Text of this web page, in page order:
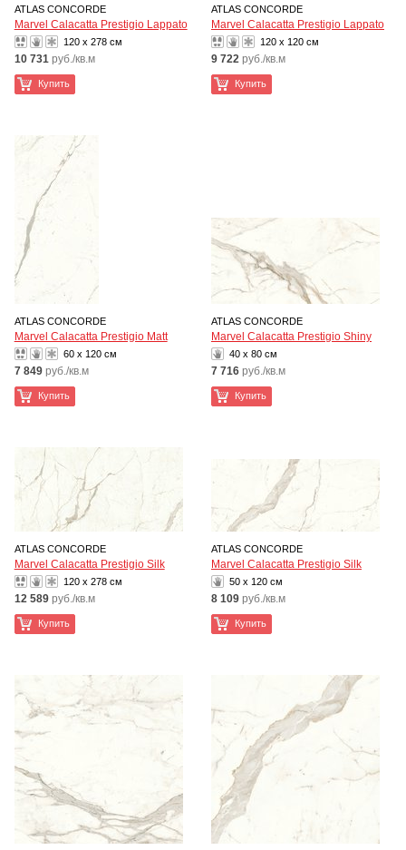
ATLAS CONCORDE
Marvel Calacatta Prestigio Lappato
120 x 278 см
10 731 руб./кв.м
Купить
ATLAS CONCORDE
Marvel Calacatta Prestigio Lappato
120 x 120 см
9 722 руб./кв.м
Купить
ATLAS CONCORDE
Marvel Calacatta Prestigio Matt
60 x 120 см
7 849 руб./кв.м
Купить
ATLAS CONCORDE
Marvel Calacatta Prestigio Shiny
40 x 80 см
7 716 руб./кв.м
Купить
ATLAS CONCORDE
Marvel Calacatta Prestigio Silk
120 x 278 см
12 589 руб./кв.м
Купить
ATLAS CONCORDE
Marvel Calacatta Prestigio Silk
50 x 120 см
8 109 руб./кв.м
Купить